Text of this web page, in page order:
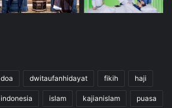
doa dwitaufanhidayat fikih haji
indonesia islam kajianislam puasa